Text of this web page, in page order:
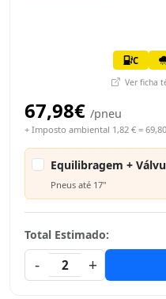
C
Ver ficha
67,98€ /pneu
+ Imposto ambiental 1,82 € =
Equilibragem +
Pneus até 17"
Total Estimado:
-
2 +